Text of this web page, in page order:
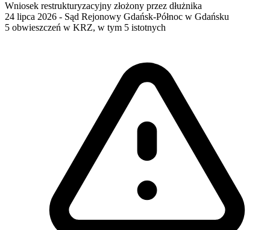
Wniosek restrukturyzacyjny złożony przez dłużnika
24 lipca 2026 - Sąd Rejonowy Gdańsk-Północ w Gdańsku
5 obwieszczeń w KRZ, w tym 5 istotnych